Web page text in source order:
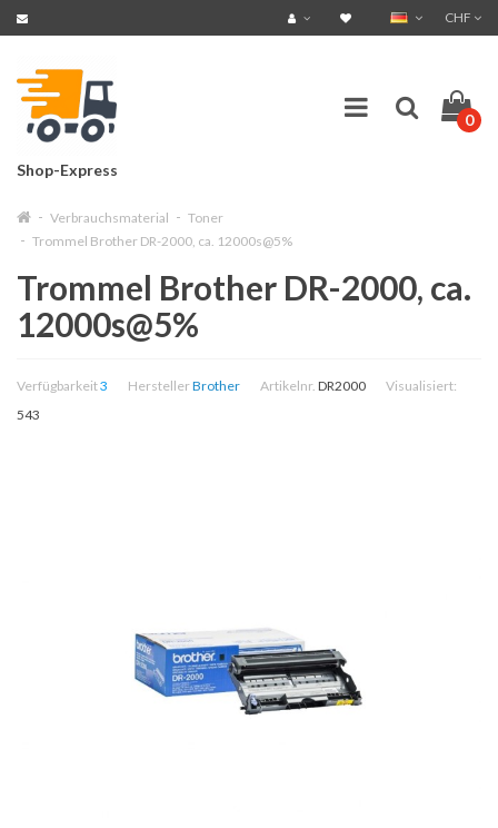
CHF
Shop-Express
0
Verbrauchsmaterial
Toner
Trommel Brother DR-2000, ca. 12000s@5%
Trommel Brother DR-2000, ca.
12000s@5%
Verfügbarkeit3 HerstellerBrother Artikelnr. DR2000
Visualisiert:
543